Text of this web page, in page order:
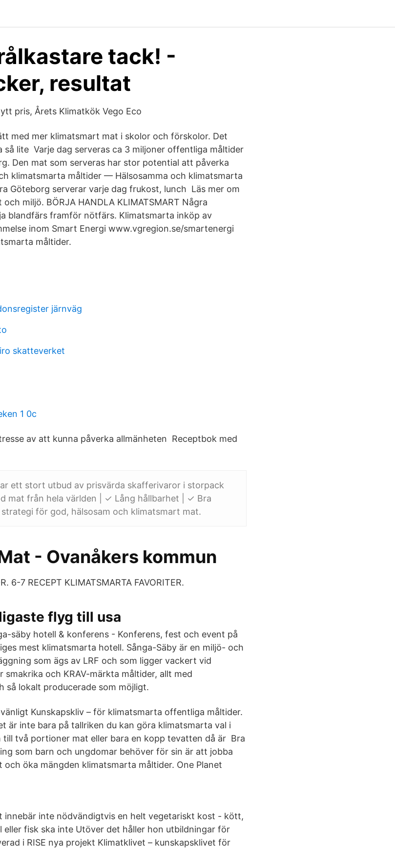
tack! -
resultat
pris, Årets Klimatkök Vego Eco
med mer klimatsmart mat i skolor och förskolor. Det
lite Varje dag serveras ca 3 miljoner offentliga måltider
Den mat som serveras har stor potential att påverka
klimatsmarta måltider — Hälsosamma och klimatsmarta
Göteborg serverar varje dag frukost, lunch Läs mer om
miljö. BÖRJA HANDLA KLIMATSMART Några
blandfärs framför nötfärs. Klimatsmarta inköp av
inom Smart Energi www.vgregion.se/smartenergi
måltider.
järnväg
skatteverket
1 0c
av att kunna påverka allmänheten Receptbok med
ett stort utbud av prisvärda skafferivaror i storpack
mat från hela världen | ✓ Lång hållbarhet | ✓ Bra
för god, hälsosam och klimatsmart mat.
- Ovanåkers kommun
6-7 RECEPT KLIMATSMARTA FAVORITER.
flyg till usa
säby hotell & konferens - Konferens, fest och event på
mest klimatsmarta hotell. Sånga-Säby är en miljö- och
som ägs av LRF och som ligger vackert vid
smakrika och KRAV-märkta måltider, allt med
så lokalt producerade som möjligt.
Kunskapskliv – för klimatsmarta offentliga måltider.
är inte bara på tallriken du kan göra klimatsmarta val i
till två portioner mat eller bara en kopp tevatten då är Bra
som barn och ungdomar behöver för sin är att jobba
öka mängden klimatsmarta måltider. One Planet
innebär inte nödvändigtvis en helt vegetariskt kost - kött,
eller fisk ska inte Utöver det håller hon utbildningar för
i RISE nya projekt Klimatklivet – kunskapsklivet för